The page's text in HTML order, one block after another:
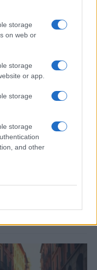
storage
on web or
storage
or app.
storage
storage
and other
transformando
2025
la…
internacional
todo el mundo